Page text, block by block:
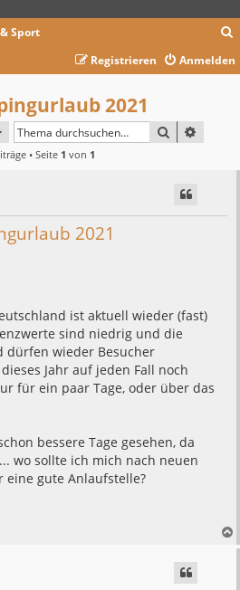
Sport
c
Anmelden
Registrieren
2021
SUCHE
• Seite 1 von 1
2021
ist aktuell wieder (fast)
sind niedrig und die
dürfen wieder Besucher
Jahr auf jeden Fall noch
für ein paar Tage, oder über das
bessere Tage gesehen, da
wo sollte ich mich nach neuen
eine gute Anlaufstelle?